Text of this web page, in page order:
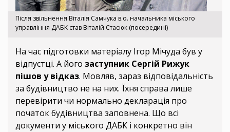
Після звільнення Віталія Самчука в.о. начальника міського
управління ДАБК став Віталій Стасюк (посередині)
На час підготовки матеріалу Ігор Мічуда був у
відпустці. А його заступник Сергій Рижук
пішов у відказ. Мовляв, зараз відповідальність
за будівництво не на них. Їхня справа лише
перевірити чи нормально декларація про
початок будівництва заповнена. Що всі
документи у міського ДАБК і конкретно він